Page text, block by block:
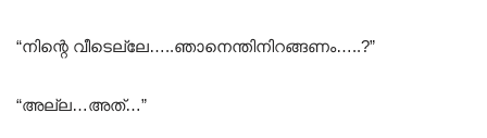
“നിന്റെ വീടെല്ലേ…..ഞാനെന്തിനിറങ്ങണം…..?”
“അല്ല…അത്…”